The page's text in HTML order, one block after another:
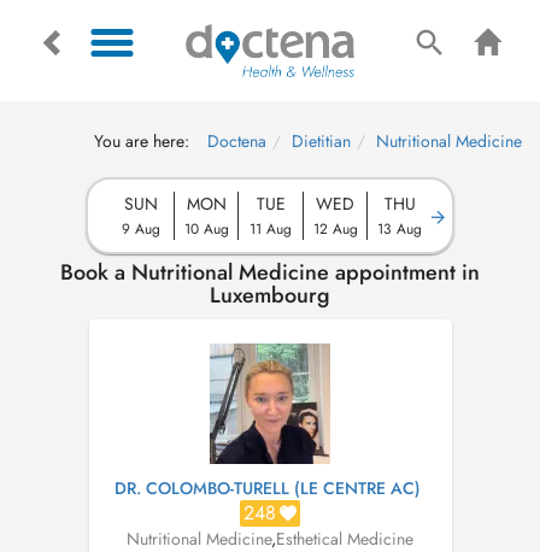
You are here: Doctena Dietitian Nutritional Medicine
SUN
9 Aug
MON
10 Aug
TUE
11 Aug
WED
12 Aug
THU
13 Aug
Book a Nutritional Medicine appointment in
Luxembourg
DR. COLOMBO-TURELL (LE CENTRE AC)
248
Nutritional Medicine,Esthetical Medicine